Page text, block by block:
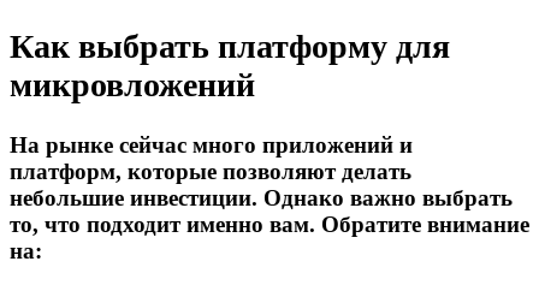
Как выбрать платформу для
микровложений
На рынке сейчас много приложений и
платформ, которые позволяют делать
небольшие инвестиции. Однако важно выбрать
то, что подходит именно вам. Обратите внимание
на: